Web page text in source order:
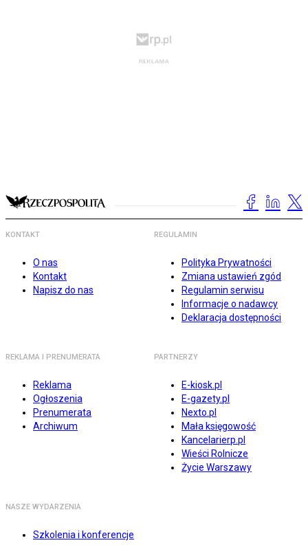
KONTAKT
O nas
Kontakt
Napisz do nas
REGULAMIN
Polityka Prywatności
Zmiana ustawień zgód
Regulamin serwisu
Informacje o nadawcy
Deklaracja dostępności
REKLAMA I PRENUMERATA
Reklama
Ogłoszenia
Prenumerata
Archiwum
PARTNERZY
E-kiosk.pl
E-gazety.pl
Nexto.pl
Mała księgowość
Kancelarierp.pl
Wieści Rolnicze
Życie Warszawy
NASZE WYDARZENIA
Szkolenia i konferencje